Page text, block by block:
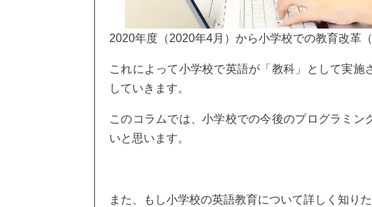
2020年度（2020年4月）から小学校での教育改革
これによって小学校で英語が「教科」として実施
していきます。
このコラムでは、小学校での今後のプログラミ
いと思います。
また、もし小学校の英語教育について詳しく知り